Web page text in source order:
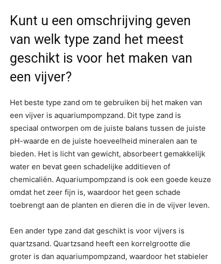
Kunt u een omschrijving geven
van welk type zand het meest
geschikt is voor het maken van
een vijver?
Het beste type zand om te gebruiken bij het maken van
een vijver is aquariumpompzand. Dit type zand is
speciaal ontworpen om de juiste balans tussen de juiste
pH-waarde en de juiste hoeveelheid mineralen aan te
bieden. Het is licht van gewicht, absorbeert gemakkelijk
water en bevat geen schadelijke additieven of
chemicaliën. Aquariumpompzand is ook een goede keuze
omdat het zeer fijn is, waardoor het geen schade
toebrengt aan de planten en dieren die in de vijver leven.
Een ander type zand dat geschikt is voor vijvers is
quartzsand. Quartzsand heeft een korrelgrootte die
groter is dan aquariumpompzand, waardoor het stabieler